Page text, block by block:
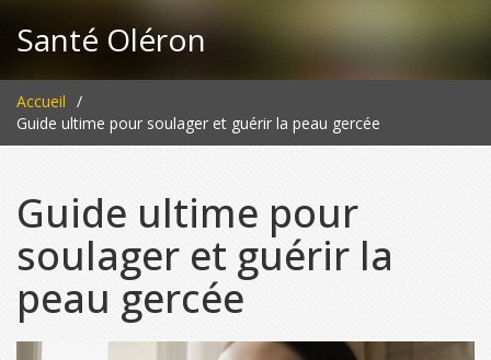
Santé Oléron
Accueil
Guide ultime pour soulager et guérir la peau gercée
Guide ultime pour
soulager et guérir la
peau gercée